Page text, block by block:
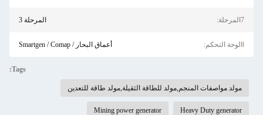
7المرحلة: المرحلة 3
8لوحة التحكم: أعماق البحار / Smartgen / Comap
Tags:
مولد مواصفات المنجم,مولد للطاقة الثقيلة,مولد طاقة للتعدين
Heavy Duty generator
Mining power generator